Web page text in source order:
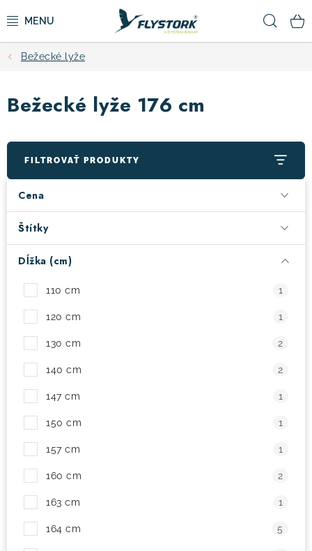
na
CYKLISTIKA
ZIMNÉ ŠPORTY
KOLOBEŽKY
OBLEČENIE A TOPÁNKY
CAMPING
VÝPREDAJ
! Akcie ! Obchodné podmienky
Moja objednávka
Bežecké lyže
Bežecké lyže 176 cm
FILTROVAŤ PRODUKTY
Cena
Štítky
Dĺžka (cm)
110 cm 1
120 cm 1
130 cm 2
140 cm 2
147 cm 1
150 cm 1
157 cm 1
160 cm 2
163 cm 1
164 cm 5